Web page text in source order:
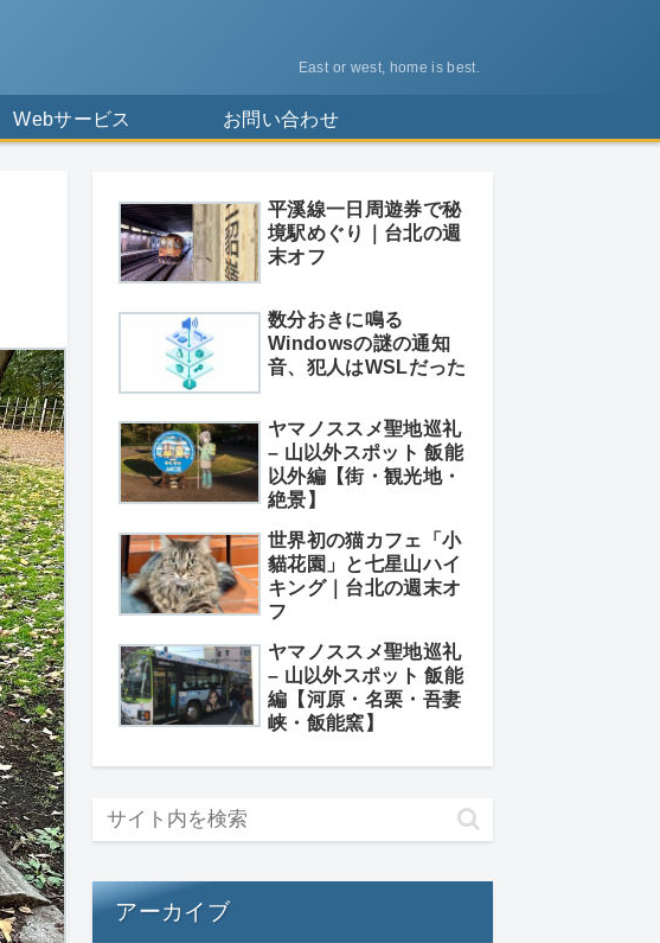
East or west, home is best.
Webサービス お問い合わせ
平溪線一日周遊券で秘
境駅めぐり｜台北の週
末オフ
数分おきに鳴る
Windowsの謎の通知
音、犯人はWSLだった
ヤマノススメ聖地巡礼
– 山以外スポット 飯能
以外編【街・観光地・
絶景】
世界初の猫カフェ「小
貓花園」と七星山ハイ
キング｜台北の週末オ
フ
ヤマノススメ聖地巡礼
– 山以外スポット 飯能
編【河原・名栗・吾妻
峡・飯能窯】
アーカイブ